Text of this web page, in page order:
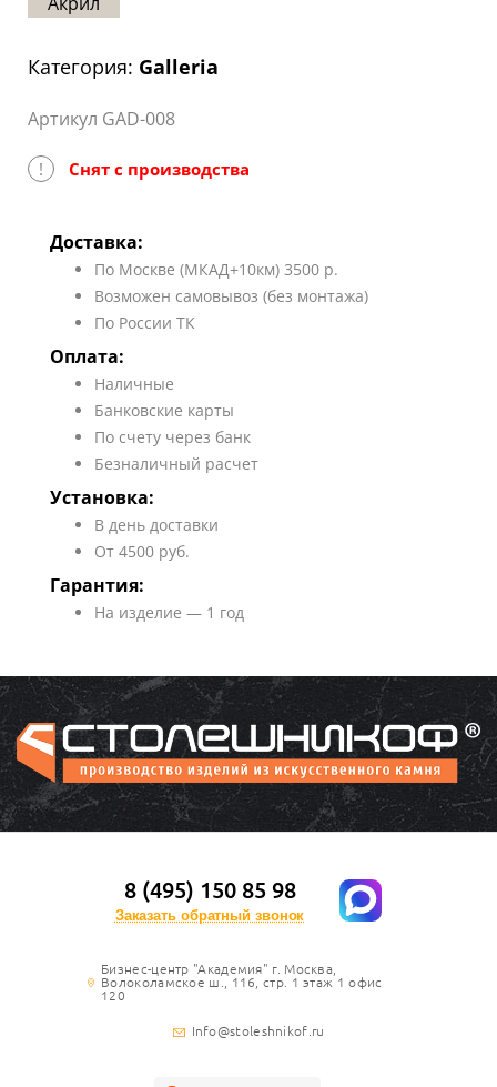
Карта
сайта
Категория: Galleria
Артикул GAD-008
! Снят с производства
Доставка:
По Москве (МКАД+10км) 3500 р.
Возможен самовывоз (без монтажа)
По России ТК
Оплата:
Наличные
Банковские карты
По счету через банк
Безналичный расчет
Установка:
В день доставки
От 4500 руб.
Гарантия:
На изделие — 1 год
8 (495) 150 85 98
Заказать обратный звонок
Бизнес-центр "Академия" г. Москва,
Волоколамское ш., 116, стр. 1 этаж 1 офис
120
Info@stoleshnikof.ru